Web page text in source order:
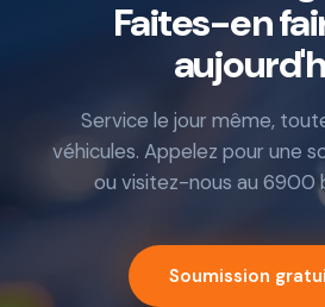
Faites-en
Service le jour même,
véhicules. Appelez pour une
ou visitez-nous au 6900
Soumission